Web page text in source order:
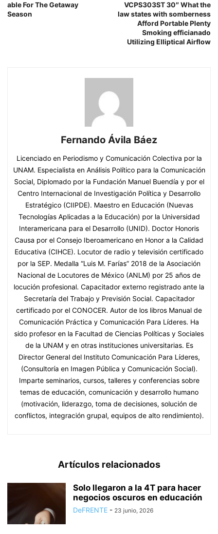
able For The Getaway
Season
VCPS303ST 30″ What the
law states with somberness
Afford Portable Plenty
Smoking efficianado
Utilizing Elliptical Airflow
Fernando Ávila Báez
Licenciado en Periodismo y Comunicación Colectiva por la
UNAM. Especialista en Análisis Político para la Comunicación
Social, Diplomado por la Fundación Manuel Buendía y por el
Centro Internacional de Investigación Política y Desarrollo
Estratégico (CIIPDE). Maestro en Educación (Nuevas
Tecnologías Aplicadas a la Educación) por la Universidad
Interamericana para el Desarrollo (UNID). Doctor Honoris
Causa por el Consejo Iberoamericano en Honor a la Calidad
Educativa (CIHCE). Locutor de radio y televisión certificado
por la SEP. Medalla “Luis M. Farías” 2018 de la Asociación
Nacional de Locutores de México (ANLM) por 25 años de
locución profesional. Capacitador externo registrado ante la
Secretaría del Trabajo y Previsión Social. Capacitador
certificado por el CONOCER. Autor de los libros Manual de
Comunicación Práctica y Comunicación Para Líderes. Ha
sido profesor en la Facultad de Ciencias Políticas y Sociales
de la UNAM y en otras instituciones universitarias. Es
Director General del Instituto Comunicación Para Líderes,
(Consultoría en Imagen Pública y Comunicación Social).
Imparte seminarios, cursos, talleres y conferencias sobre
temas de educación, comunicación y desarrollo humano
(motivación, liderazgo, toma de decisiones, solución de
conflictos, integración grupal, equipos de alto rendimiento).
Artículos relacionados
Solo llegaron a la 4T para hacer
negocios oscuros en educación
DeFRENTE - 23 junio, 2026